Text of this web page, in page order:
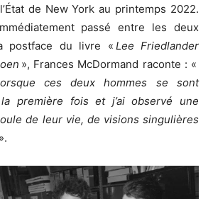
de New York au printemps 2022.
passé entre les deux
postface du livre « Lee Friedlander
», Frances McDormand raconte : «
ces deux hommes se sont
première fois et j’ai observé une
de leur vie, de visions singulières
».